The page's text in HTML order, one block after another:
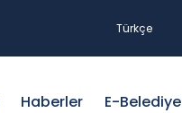
Türkçe
Haberler E-Belediye